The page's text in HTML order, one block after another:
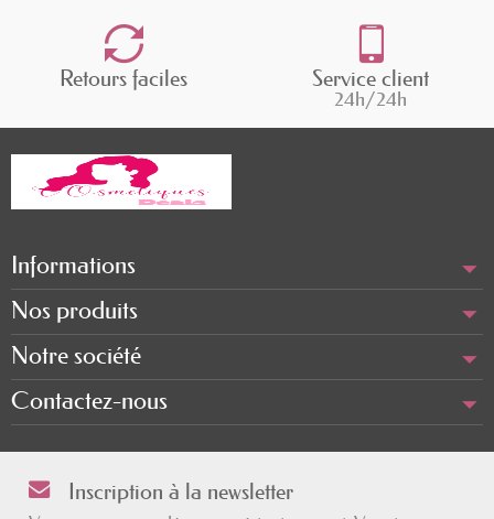
Retours faciles Service client
24h/24h
Informations
Nos produits
Notre société
Contactez-nous
Inscription à la newsletter